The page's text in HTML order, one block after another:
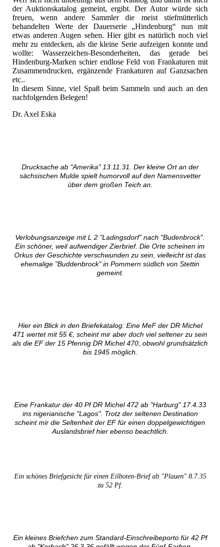
der Auktionskatalog gemeint, ergibt. Der Autor würde sich
freuen, wenn andere Sammler die meist stiefmütterlich
behandelten Werte der Dauerserie „Hindenburg“ nun mit
etwas anderen Augen sehen. Hier gibt es natürlich noch viel
mehr zu entdecken, als die kleine Serie aufzeigen konnte und
wollte: Wasserzeichen-Besonderheiten, das gerade bei
Hindenburg-Marken schier endlose Feld von Frankaturen mit
Zusammendrucken, ergänzende Frankaturen auf Ganzsachen
etc..
In diesem Sinne, viel Spaß beim Sammeln und auch an den
nachfolgenden Belegen!
Dr. Axel Eska
Drucksache ab "Amerika" 13.11.31. Der kleine Ort an der
sächsischen Mulde spielt humorvoll auf den Namensvetter
über dem großen Teich an.
Verlobungsanzeige mit L 2 "Ladingsdorf" nach "Budenbrock".
Ein schöner, weil aufwendiger Zierbrief. Die Orte scheinen im
Orkus der Geschichte verschwunden zu sein, vielleicht ist das
ehemalige "Buddenbrock" in Pommern südlich von Stettin
gemeint.
Hier ein Blick in den Briefekatalog: Eine MeF der DR Michel
471 wertet mit 55 €, scheint mir aber doch viel seltener zu sein
als die EF der 15 Pfennig DR Michel 470, obwohl grundsätzlich
bis 1945 möglich.
Eine Frankatur der 40 Pf DR Michel 472 ab "Harburg" 17.4.33
ins nigerianische "Lagos". Trotz der seltenen Destination
scheint mir die Seltenheit der EF für einen doppelgewichtigen
Auslandsbrief hier ebenso beachtlich.
Ein schönes Briefgesicht für einen Eilboten-Brief ab "Plauen" 8.7.35
zu 52 Pf.
Ein kleines Briefchen zum Standard-Einschreibeporto für 42 Pf